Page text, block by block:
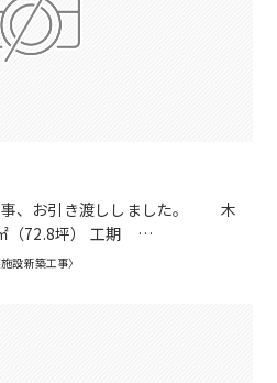
事、お引き渡ししました。 木
（72.8坪） 工期 …
施設新築工事〉